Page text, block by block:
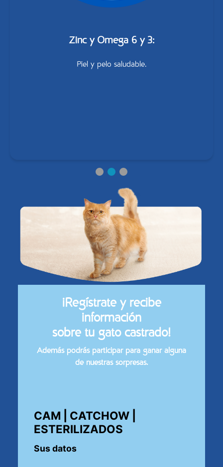
Zinc y Omega 6 y 3:
Piel y pelo saludable.
iRegístrate y recibe
información
sobre tu gato castrado!
Además podrás participar para ganar alguna
de nuestras sorpresas.